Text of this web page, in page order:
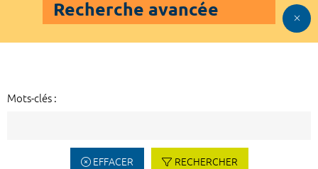
Recherche avancée
Mots-clés :
EFFACER RECHERCHER